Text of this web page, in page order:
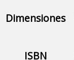
Dimensiones
ISBN